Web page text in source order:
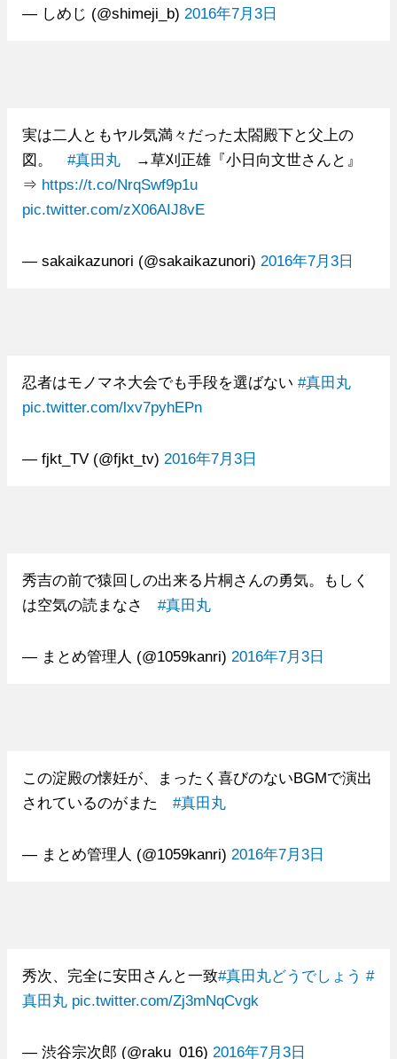
— しめじ (@shimeji_b) 2016年7月3日
実は二人ともヤル気満々だった太閤殿下と父上の
図。 #真田丸→草刈正雄『小日向文世さんと』
⇒ https://t.co/NrqSwf9p1u
pic.twitter.com/zX06AIJ8vE
— sakaikazunori (@sakaikazunori) 2016年7月3日
忍者はモノマネ大会でも手段を選ばない #真田丸
pic.twitter.com/lxv7pyhEPn
— fjkt_TV (@fjkt_tv) 2016年7月3日
秀吉の前で猿回しの出来る片桐さんの勇気。もしく
は空気の読まなさ #真田丸
— まとめ管理人 (@1059kanri) 2016年7月3日
この淀殿の懐妊が、まったく喜びのないBGMで演出
されているのがまた #真田丸
— まとめ管理人 (@1059kanri) 2016年7月3日
秀次、完全に安田さんと一致#真田丸どうでしょう #
真田丸 pic.twitter.com/Zj3mNqCvgk
— 渋谷宗次郎 (@raku_016) 2016年7月3日